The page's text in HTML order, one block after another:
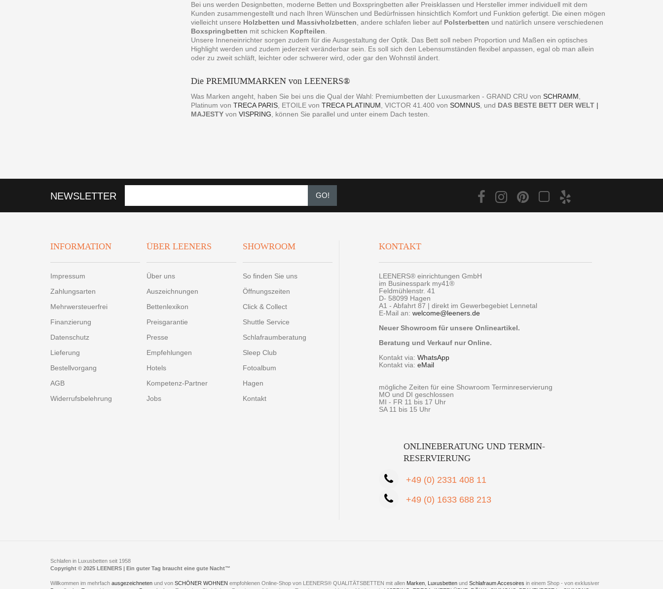
Bei uns werden Designbetten, moderne Betten und Boxspringbetten aller Preisklassen und Hersteller immer individuell mit dem
Kunden zusammengestellt und nach Ihren Wünschen und Bedürfnissen hinsichtlich Komfort und Funktion gefertigt. Die einen mögen
vielleicht unsere Holzbetten und Massivholzbetten, andere schlafen lieber auf Polsterbetten und natürlich unsere verschiedenen
Boxspringbetten mit schicken Kopfteilen.
Unsere Inneneinrichter sorgen zudem für die Ausgestaltung der Optik. Das Bett soll neben Proportion und Maßen ein optisches
Highlight werden und zudem jederzeit veränderbar sein. Es soll sich den Lebensumständen flexibel anpassen, egal ob man allein
oder zu zweit schläft, leichter oder schwerer wird, oder gar den Wohnstil ändert.
Die PREMIUMMARKEN von LEENERS®
Was Marken angeht, haben Sie bei uns die Qual der Wahl: Premiumbetten der Luxusmarken - GRAND CRU vonSCHRAMM,
Platinum vonTRECA PARIS, ETOILE vonTRECA PLATINUM, VICTOR 41.400 vonSOMNUS, und DAS BESTE BETT DER WELT |
MAJESTYvonVISPRING, können Sie parallel und unter einem Dach testen.
NEWSLETTER GO!
INFORMATION
Impressum
Zahlungsarten
Mehrwersteuerfrei
Finanzierung
Datenschutz
Lieferung
Bestellvorgang
AGB
Widerrufsbelehrung
ÜBER LEENERS
Über uns
Auszeichnungen
Bettenlexikon
Preisgarantie
Presse
Empfehlungen
Hotels
Kompetenz-Partner
Jobs
SHOWROOM
So finden Sie uns
Öffnungszeiten
Click & Collect
Shuttle Service
Schlafraumberatung
Sleep Club
Fotoalbum
Hagen
Kontakt
KONTAKT
LEENERS® einrichtungen GmbH
im Businesspark my41®
Feldmühlenstr. 41
D- 58099 Hagen
A1 - Abfahrt 87 | direkt im Gewerbegebiet Lennetal
E-Mail an: welcome@leeners.de
Neuer Showroom für unsere Onlineartikel.
Beratung und Verkauf nur Online.
Kontakt via: WhatsApp
Kontakt via: eMail
mögliche Zeiten für eine Showroom Terminreservierung
MO und DI geschlossen
MI - FR 11 bis 17 Uhr
SA 11 bis 15 Uhr
ONLINEBERATUNG UND TERMIN-
RESERVIERUNG
+49 (0) 2331 408 11
+49 (0) 1633 688 213
Schlafen in Luxusbetten seit 1958
Copyright © 2025 LEENERS | Ein guter Tag braucht eine gute Nacht™
Willkommen im mehrfach ausgezeichneten und von SCHÖNER WOHNEN empfohlenen Online-Shop von LEENERS® QUALITÄTSBETTEN mit allen Marken Luxusbetten und Schlafraum Accesoires in einem Shop - von exklusiver